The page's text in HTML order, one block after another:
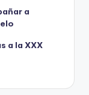
a
a la XXX